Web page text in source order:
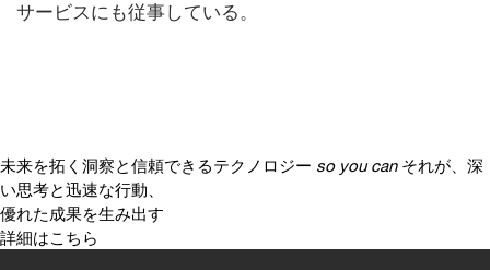
サービスにも従事している。
未来を拓く洞察と信頼できるテクノロジー so you can それが、深
い思考と迅速な行動、
優れた成果を生み出す
詳細はこちら